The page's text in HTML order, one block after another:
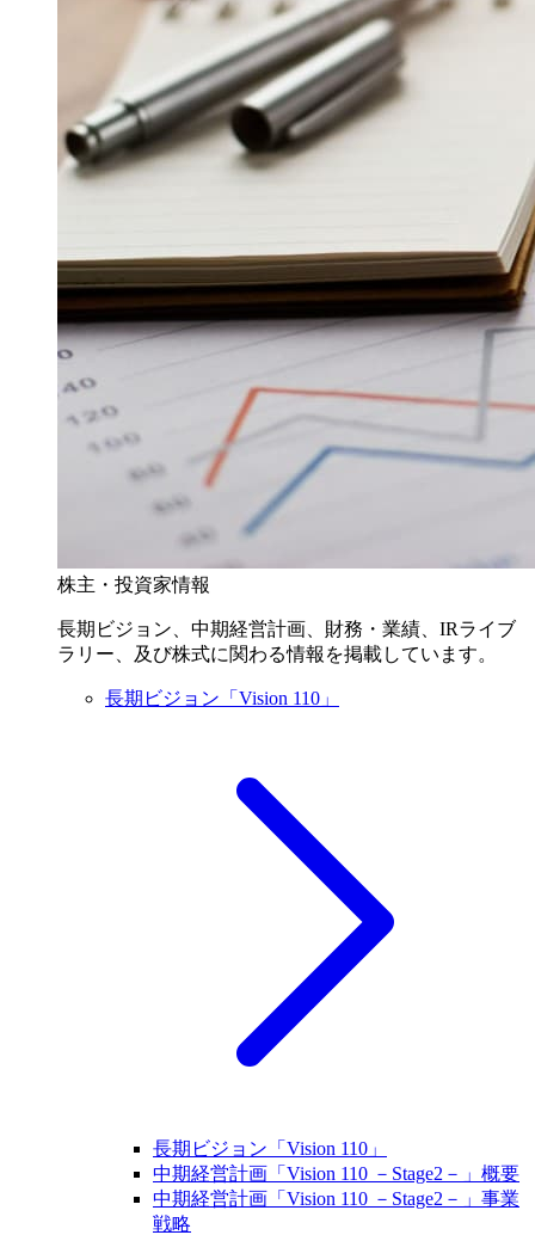
株主・投資家情報
長期ビジョン、中期経営計画、財務・業績、IRライブ
ラリー、及び株式に関わる情報を掲載しています。
長期ビジョン「Vision 110」
長期ビジョン「Vision 110」
中期経営計画「Vision 110 －Stage2－」概要
中期経営計画「Vision 110 －Stage2－」事業
戦略